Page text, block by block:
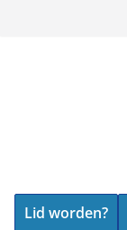
Lid worden?